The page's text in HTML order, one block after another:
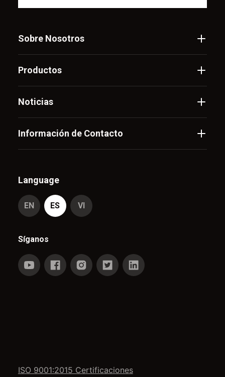
Sobre Nosotros
Productos
Noticias
Información de Contacto
ISO 9001:2015 Certificaciones
Language
EN ES VI
Síganos